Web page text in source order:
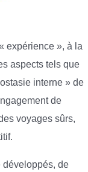
expérience », à la
aspects tels que
interne » de
de
voyages sûrs,
développés, de